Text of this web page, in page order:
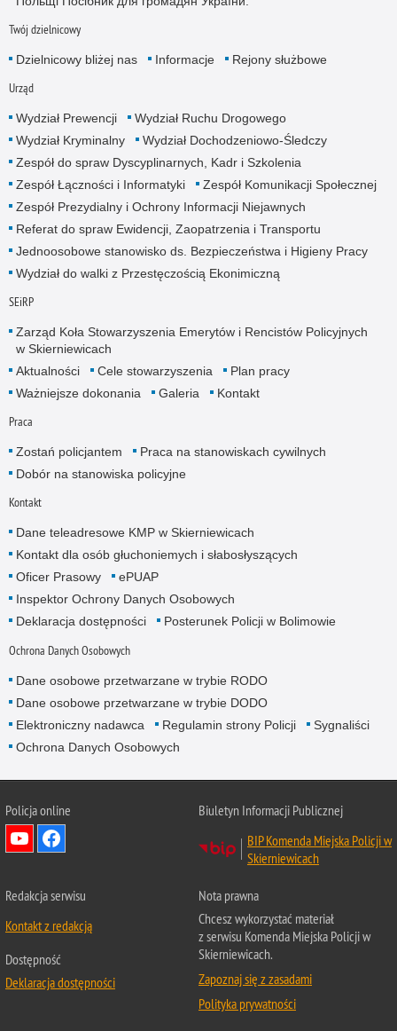
Twój dzielnicowy
Dzielnicowy bliżej nas Informacje Rejony służbowe
Urząd
Wydział Prewencji
Wydział Ruchu Drogowego
Wydział Kryminalny
Wydział Dochodzeniowo-Śledczy
Zespół do spraw Dyscyplinarnych, Kadr i Szkolenia
Zespół Łączności i Informatyki
Zespół Komunikacji Społecznej
Zespół Prezydialny i Ochrony Informacji Niejawnych
Referat do spraw Ewidencji, Zaopatrzenia i Transportu
Jednoosobowe stanowisko ds. Bezpieczeństwa i Higieny Pracy
Wydział do walki z Przestęczością Ekonimiczną
SEiRP
Zarząd Koła Stowarzyszenia Emerytów i Rencistów Policyjnych
w Skierniewicach
Aktualności
Cele stowarzyszenia
Plan pracy
Ważniejsze dokonania
Galeria Kontakt
Praca
Zostań policjantem
Praca na stanowiskach cywilnych
Dobór na stanowiska policyjne
Kontakt
Dane teleadresowe KMP w Skierniewicach
Kontakt dla osób głuchoniemych i słabosłyszących
Oficer Prasowy
ePUAP
Inspektor Ochrony Danych Osobowych
Deklaracja dostępności
Posterunek Policji w Bolimowie
Ochrona Danych Osobowych
Dane osobowe przetwarzane w trybie RODO
Dane osobowe przetwarzane w trybie DODO
Elektroniczny nadawca
Regulamin strony Policji
Sygnaliści
Ochrona Danych Osobowych
Policja online
Biuletyn Informacji Publicznej
BIP Komenda Miejska Policji w
Skierniewicach
Redakcja serwisu
Kontakt z redakcją
Dostępność
Deklaracja dostępności
Nota prawna
Chcesz wykorzystać materiał
z serwisu Komenda Miejska Policji w
Skierniewicach.
Zapoznaj się z zasadami
Polityka prywatności